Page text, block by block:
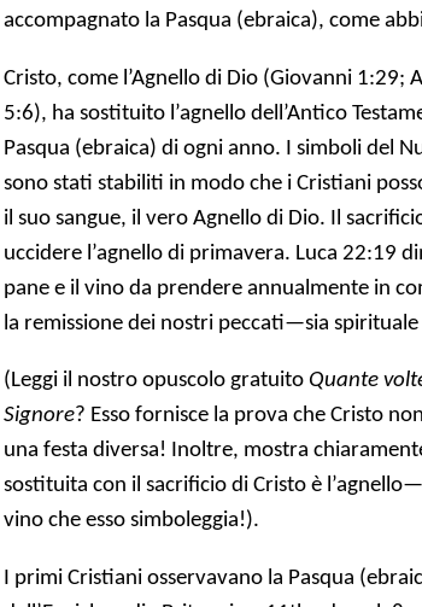
accompagnato la Pasqua (ebraica), come
Cristo, come l’Agnello di Dio (Giovanni 1:29;
5:6), ha sostituito l’agnello dell’Antico
Pasqua (ebraica) di ogni anno. I simboli del
sono stati stabiliti in modo che i Cristiani
il suo sangue, il vero Agnello di Dio. Il
uccidere l’agnello di primavera. Luca 22:19
pane e il vino da prendere annualmente in
la remissione dei nostri peccati—sia spirituale
(Leggi il nostro opuscolo gratuito Quante
Signore? Esso fornisce la prova che Cristo
una festa diversa! Inoltre, mostra
sostituita con il sacrificio di Cristo è
vino che esso simboleggia!).
I primi Cristiani osservavano la Pasqua